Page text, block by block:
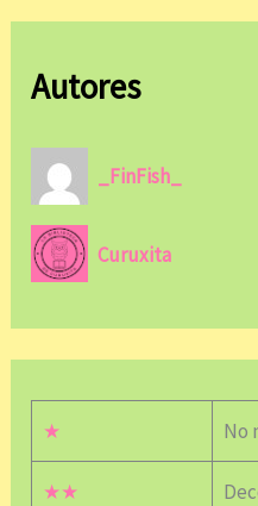
Autores
_FinFish_
Curuxita
★ No
★★